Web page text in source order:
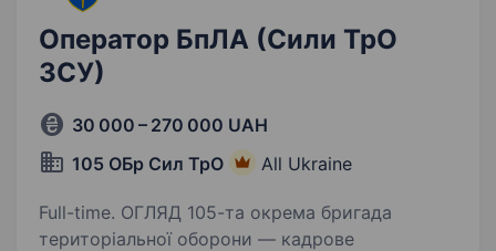
Оператор БпЛА (Сили ТрО
ЗСУ)
30 000 – 270 000 UAH
105 ОБр Сил ТрО
All Ukraine
Full-time. ОГЛЯД 105-та окрема бригада
територіальної оборони — кадрове